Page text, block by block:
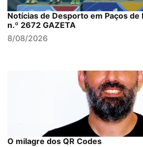
Notícias de Desporto em Paços
n.º 2672 GAZETA
8/08/2026
O milagre dos QR Codes